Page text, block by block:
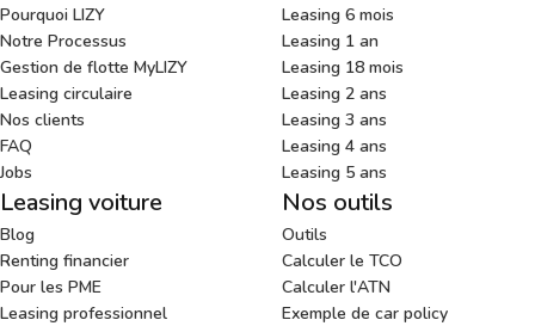
Pourquoi LIZY
Notre Processus
Gestion de flotte MyLIZY
Leasing circulaire
Nos clients
FAQ
Jobs
Leasing 6 mois
Leasing 1 an
Leasing 18 mois
Leasing 2 ans
Leasing 3 ans
Leasing 4 ans
Leasing 5 ans
Leasing voiture
Blog
Renting financier
Pour les PME
Leasing professionnel
Nos outils
Outils
Calculer le TCO
Calculer l'ATN
Exemple de car policy